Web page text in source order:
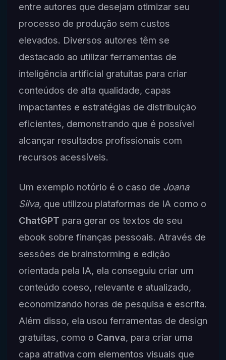
entre autores que desejam otimizar seu
processo de produção sem custos
elevados. Diversos autores têm se
destacado ao utilizar ferramentas de
inteligência artificial gratuitas para criar
conteúdos de alta qualidade, capas
impactantes e estratégias de distribuição
eficientes, demonstrando que é possível
alcançar resultados profissionais com
recursos acessíveis.
Um exemplo notório é o caso de Joana
Silva, que utilizou plataformas de IA como o
ChatGPT para gerar os textos de seu
ebook sobre finanças pessoais. Através de
sessões de brainstorming e edição
orientada pela IA, ela conseguiu criar um
conteúdo coeso, relevante e atualizado,
economizando horas de pesquisa e escrita.
Além disso, ela usou ferramentas de design
gratuitas, como o Canva, para criar uma
capa atrativa com elementos visuais que